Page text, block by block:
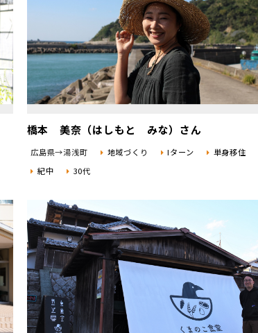
橋本 美奈（はしもと みな）さん
広島県→湯浅町 地域づくり Iターン
単身移住
紀中
30代